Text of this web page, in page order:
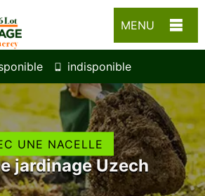
MENU
indisponible
UNE NACELLE
jardinage Uzech